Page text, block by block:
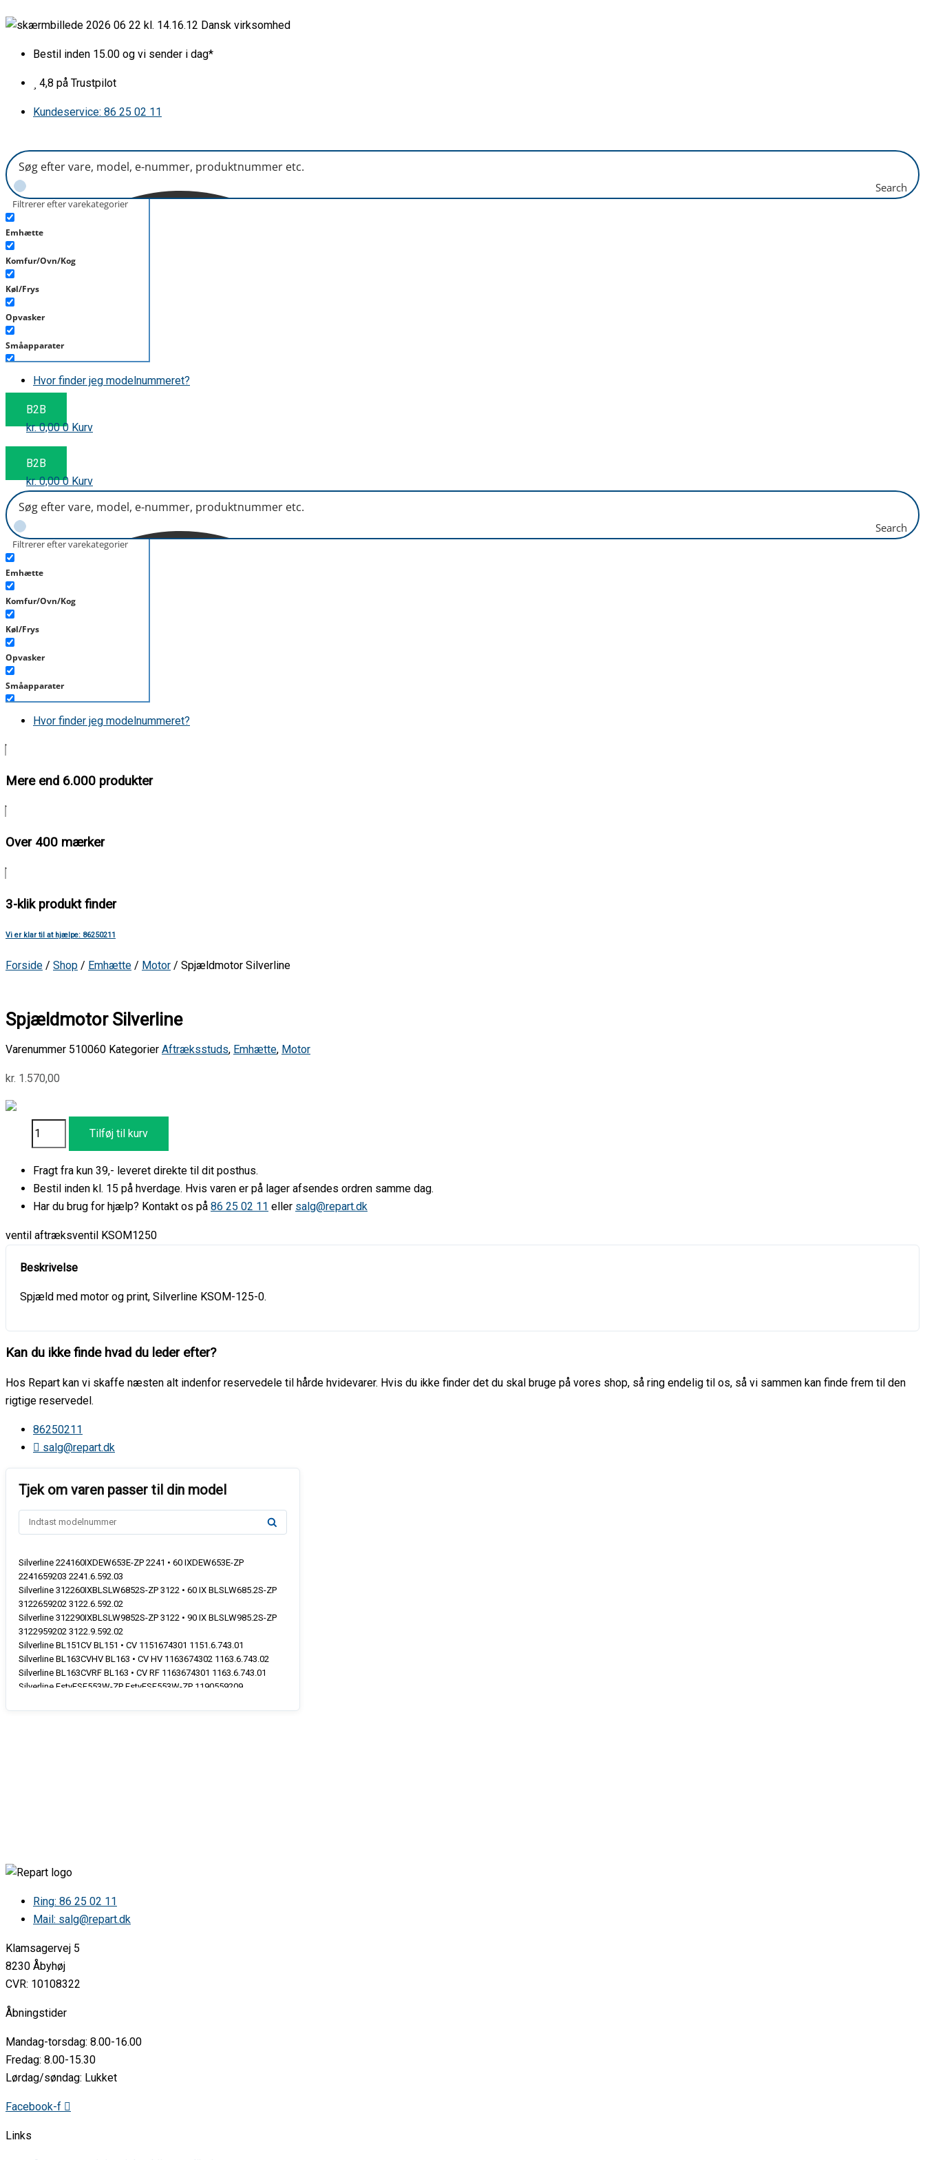
til
Dansk virksomhed
Bestil inden 15.00 og vi sender i dag*
4,8 på Trustpilot
Kundeservice: 86 25 02 11
Search
Filtrerer efter varekategorier
Emhætte
Komfur/Ovn/Kog
Køl/Frys
Opvasker
Småapparater
Støvsuger
Tilbehør/Plejemidler
Vaskemaskine
Hvor finder jeg modelnummeret?
B2B
kr.0,00 0 Kurv
B2B
kr.0,00 0 Kurv
Search
Filtrerer efter varekategorier
Emhætte
Komfur/Ovn/Kog
Køl/Frys
Opvasker
Småapparater
Støvsuger
Tørretumbler
Hvor finder jeg modelnummeret?
Mere end 6.000 produkter
Over 400 mærker
3-klik produkt finder
Vi er klar til at hjælpe: 86250211
Forside / Shop / Emhætte / Motor / Spjældmotor Silverline
Spjældmotor Silverline
Varenummer 510060 Kategorier Aftræksstuds, Emhætte, Motor
kr. 1.570,00
Silverline
Tilføj til kurv
Fragt fra kun 39,- leveret direkte til dit posthus.
Bestil inden kl. 15 på hverdage. Hvis varen er på lager afsendes ordren samme dag.
Har du brug for hjælp? Kontakt os på 86 25 02 11 eller salg@repart.dk
ventil aftræksventil KSOM1250
Spjæld med motor og print, Silverline KSOM-125-0.
Kan du ikke finde hvad du leder efter?
Hos Repart kan vi skaffe næsten alt indenfor reservedele til hårde hvidevarer. Hvis du ikke finder det du skal bruge på vores shop, så ring endelig til os, så vi sammen kan finde frem til den
rigtige reservedel.
86250211
salg@repart.dk
Silverline 224160IXDEW653E-ZP 2241 • 60 IXDEW653E-ZP
2241659203 2241.6.592.03
Silverline 312260IXBLSLW6852S-ZP 3122 • 60 IX BLSLW685.2S-ZP
3122659202 3122.6.592.02
Silverline 312290IXBLSLW9852S-ZP 3122 • 90 IX BLSLW985.2S-ZP
3122959202 3122.9.592.02
Silverline BL151CV BL151 • CV 1151674301 1151.6.743.01
Silverline BL163CVHV BL163 • CV HV 1163674302 1163.6.743.02
Silverline BL163CVRF BL163 • CV RF 1163674301 1163.6.743.01
Silverline EstyESF553W-ZP EstyESF553W-ZP 1190559209
Silverline EstyESF653E-ZP EstyESF653E-ZP 1151659202
Silverline SL1151CVRFZEUS SL • 1151 CV RF ZEUS 1151678901
Silverline SL1151CVRFZEUS SL • 1151 CV RF ZEUS 1151648013
1151.6.480.13
1170648005 1170.6.480.05
Silverline SL1200CVMIRA SL • 1200 CV MIRA 1200648003
1200.6.480.03
Silverline SL3120-60CVHVASGÅRD SL • 3120-60 CV HV ASGÅRD
Silverline SL3120-60CVRFASGÅRD SL • 3120-60 CV RF ASGÅRD
Silverline SL3120-90CVRFASGÅRD SL • 3120-90 CV RF ASGÅRD
3120948003 3120.9.480.03
Silverline SL3422-80CVSRAGAT SL • 3422-80 CV SR AGAT
3422848002 3422.8.480.02
Silverline SL3423-60CVSRHEJMDAL SL • 3423-60 CV SR HEJMDAL
3423648002 3423.6.480.02
3423948002 3423.9.480.02
Ring: 86 25 02 11
Mail: salg@repart.dk
Klamsagervej 5
8230 Åbyhøj
CVR: 10108322
Åbningstider
Mandag-torsdag: 8.00-16.00
Fredag: 8.00-15.30
Lørdag/søndag: Lukket
Facebook-f
Links